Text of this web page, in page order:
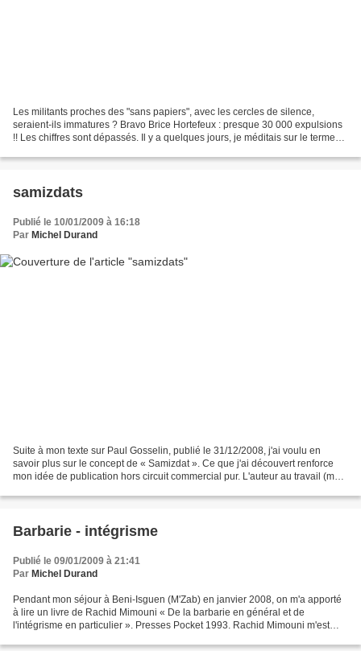
Les militants proches des "sans papiers", avec les cercles de silence,
seraient-ils immatures ? Bravo Brice Hortefeux : presque 30 000 expulsions
!! Les chiffres sont dépassés. Il y a quelques jours, je méditais sur le terme
samizdats
Publié le 10/01/2009 à 16:18
Par Michel Durand
Suite à mon texte sur Paul Gosselin, publié le 31/12/2008, j'ai voulu en
savoir plus sur le concept de « Samizdat ». Ce que j'ai découvert renforce
mon idée de publication hors circuit commercial pur. L'auteur au travail (mais
Barbarie - intégrisme
Publié le 09/01/2009 à 21:41
Par Michel Durand
Pendant mon séjour à Beni-Isguen (M'Zab) en janvier 2008, on m'a apporté
à lire un livre de Rachid Mimouni « De la barbarie en général et de
l'intégrisme en particulier ». Presses Pocket 1993. Rachid Mimouni m'est